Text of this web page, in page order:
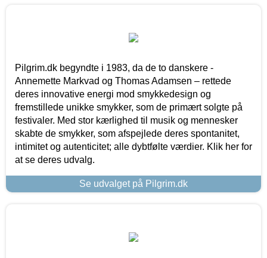
Pilgrim.dk begyndte i 1983, da de to danskere -
Annemette Markvad og Thomas Adamsen – rettede
deres innovative energi mod smykkedesign og
fremstillede unikke smykker, som de primært solgte på
festivaler. Med stor kærlighed til musik og mennesker
skabte de smykker, som afspejlede deres spontanitet,
intimitet og autenticitet; alle dybtfølte værdier. Klik her for
at se deres udvalg.
Se udvalget på Pilgrim.dk